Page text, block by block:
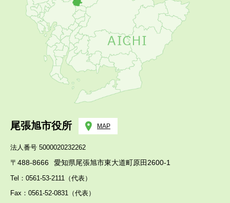
尾張旭市役所 MAP
法人番号 5000020232262
〒488-8666 愛知県尾張旭市東大道町原田2600-1
Tel：0561-53-2111（代表）
Fax：0561-52-0831（代表）